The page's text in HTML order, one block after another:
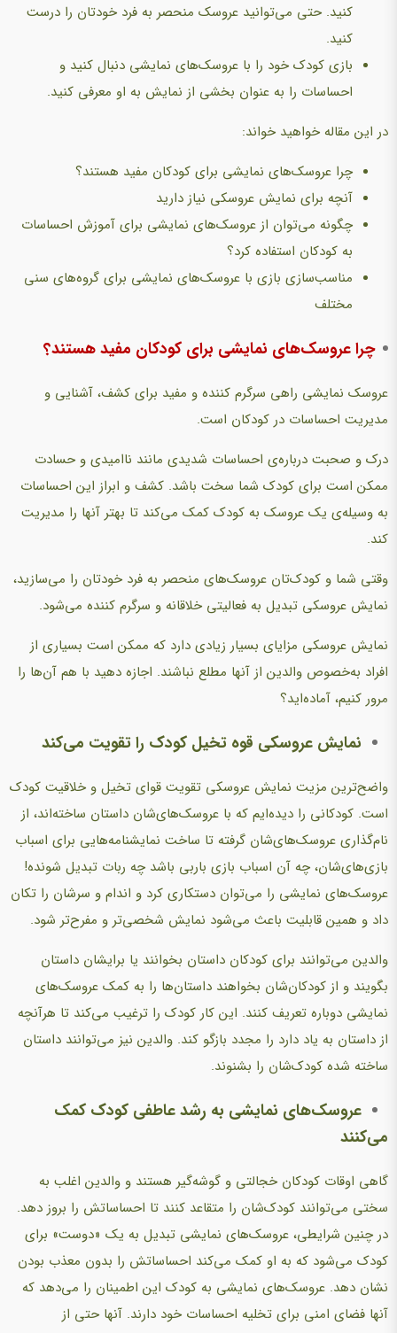
کنيد. حتي می‌توانيد عروسک منحصر به فرد خودتان را درست
کنید.
بازی کودک خود را با عروسک‌های نمایشی دنبال کنيد و
احساسات را به عنوان بخشی از نمايش به او معرفی کنيد.
در این مقاله خواهید خواند:
چرا عروسک‌های نمایشی برای کودکان مفید هستند؟
آنچه برای نمايش عروسکی نیاز دارید
چگونه می‌توان از عروسک‌های نمایشی برای آموزش احساسات
به کودکان استفاده کرد؟
مناسب‌سازی بازی با عروسک‌های نمایشی برای گروه‌های سنی
مختلف
چرا عروسک‌های نمایشی برای کودکان مفید هستند؟
عروسک نمایشی راهی سرگرم کننده و مفيد برای کشف، آشنایی و
مديريت احساسات در کودکان است.
درک و صحبت درباره‌ی احساسات شديدی مانند نااميدی و حسادت
ممکن است برای کودک شما سخت باشد. کشف و ابراز اين احساسات
به وسيله‌ی يک عروسک به کودک کمک می‌کند تا بهتر آنها را مديريت
کند.
وقتي شما و کودک‌تان عروسک‌های منحصر به فرد خودتان را می‌سازید،
نمايش عروسکی تبدیل به فعاليتی خلاقانه و سرگرم کننده می‌شود.
نمایش عروسکی مزایای بسیار زیادی دارد که ممکن است بسیاری از
افراد به‌خصوص والدین از آنها مطلع نباشند. اجازه دهید با هم آن‌ها را
مرور کنیم، آماده‌اید؟
نمایش عروسکی قوه تخیل کودک را تقویت می‌کند
واضح‌ترین مزیت نمایش عروسکی تقویت قوای تخیل و خلاقیت کودک
است. کودکانی را دیده‌ایم که با عروسک‌های‌شان داستان ساخته‌اند، از
نام‌گذاری عروسک‌های‌شان گرفته تا ساخت نمایشنامه‌هایی برای اسباب
بازی‌های‌شان، چه آن اسباب بازی باربی باشد چه ربات تبدیل شونده!
عروسک‌های نمایشی را می‌توان دستکاری کرد و اندام و سرشان را تکان
داد و همین قابلیت باعث می‌شود نمایش شخصی‌تر و مفرح‌تر شود.
والدین می‌توانند برای کودکان داستان بخوانند یا برایشان داستان
بگویند و از کودکان‌شان بخواهند داستان‌ها را به کمک عروسک‌های
نمایشی دوباره تعریف کنند. این کار کودک را ترغیب می‌کند تا هرآنچه
از داستان به یاد دارد را مجدد بازگو کند. والدین نیز می‌توانند داستان
ساخته شده کودک‌شان را بشنوند.
عروسک‌های نمایشی به رشد عاطفی کودک کمک
می‌کنند
گاهی اوقات کودکان خجالتی‌ و گوشه‌گیر هستند و والدین اغلب به
سختی می‌توانند کودک‌شان را متقاعد کنند تا احساساتش را بروز دهد.
در چنین شرایطی، عروسک‌های نمایشی تبدیل به یک «دوست» برای
کودک می‌شود که به او کمک می‌کند احساساتش را بدون معذب بودن
نشان دهد. عروسک‌های نمایشی به کودک این اطمینان را می‌دهد که
آنها فضای امنی برای تخلیه احساسات خود دارند. آنها حتی از